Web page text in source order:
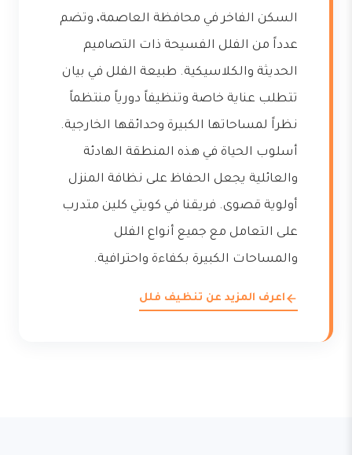
السكن الفاخر في محافظة العاصمة، وتضم
عدداً من الفلل الفسيحة ذات التصاميم
الحديثة والكلاسيكية. طبيعة الفلل في بيان
تتطلب عناية خاصة وتنظيفاً دورياً منتظماً
نظراً لمساحاتها الكبيرة وحدائقها الخارجية.
أسلوب الحياة في هذه المنطقة الهادئة
والعائلية يجعل الحفاظ على نظافة المنزل
أولوية قصوى. فريقنا في كويتي كلين متدرب
على التعامل مع جميع أنواع الفلل
والمساحات الكبيرة بكفاءة واحترافية.
اعرف المزيد عن تنظيف فلل